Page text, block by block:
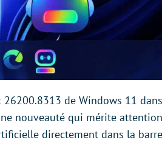
de Windows 11
nouveauté qui mérite attention
directement dans la